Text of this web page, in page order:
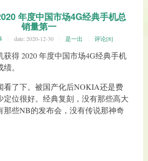
年度中国市场4G经典手机总
销量第一
date: 2020-12-30 是一出 评论[8]
获得 2020 年度中国市场4G经典手机
。
看了下。被国产化后NOKIA还是费
定位很好。经典复刻，没有那些高大
那些NB的发布会，没有传说那神奇